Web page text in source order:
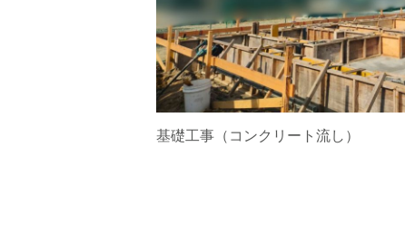
基礎工事（コンクリート流し）